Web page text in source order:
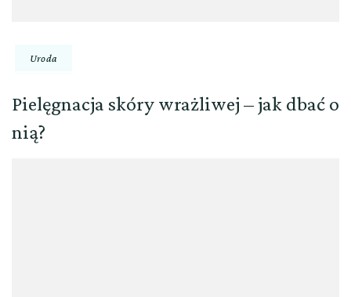
Uroda
Pielęgnacja skóry wrażliwej – jak dbać o
nią?